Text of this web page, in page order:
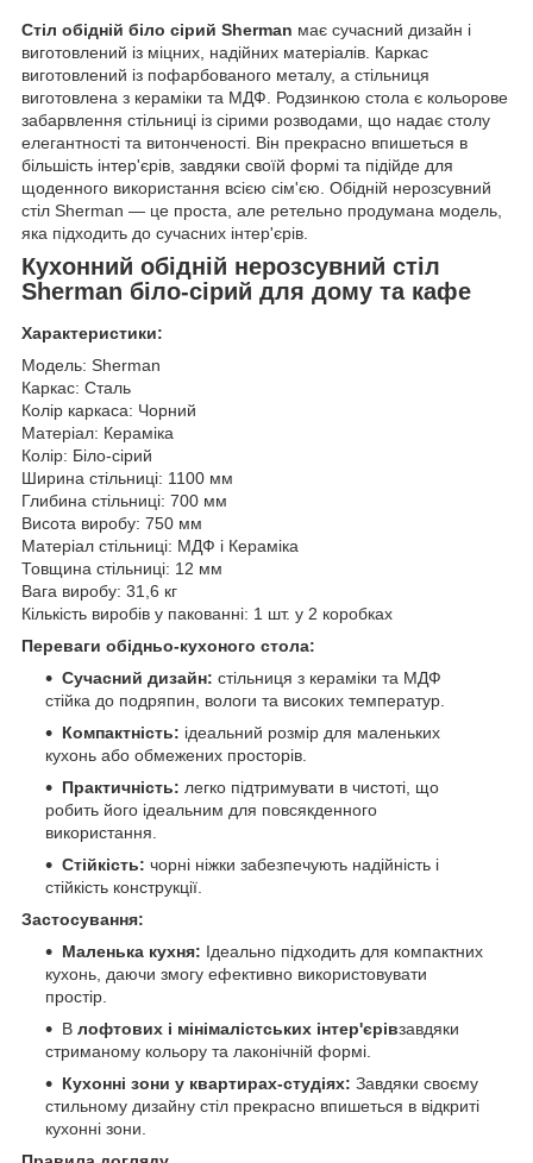
Стіл обідній біло сірий Sherman має сучасний дизайн і
виготовлений із міцних, надійних матеріалів. Каркас
виготовлений із пофарбованого металу, а стільниця
виготовлена з кераміки та МДФ. Родзинкою стола є кольорове
забарвлення стільниці із сірими розводами, що надає столу
елегантності та витонченості. Він прекрасно впишеться в
більшість інтер'єрів, завдяки своїй формі та підійде для
щоденного використання всією сім'єю. Обідній нерозсувний
стіл Sherman — це проста, але ретельно продумана модель,
яка підходить до сучасних інтер'єрів.
Кухонний обідній нерозсувний стіл
Sherman біло-сірий для дому та кафе
Характеристики:
Модель: Sherman
Каркас: Сталь
Колір каркаса: Чорний
Матеріал: Кераміка
Колір: Біло-сірий
Ширина стільниці: 1100 мм
Глибина стільниці: 700 мм
Висота виробу: 750 мм
Матеріал стільниці: МДФ і Кераміка
Товщина стільниці: 12 мм
Вага виробу: 31,6 кг
Кількість виробів у пакованні: 1 шт. у 2 коробках
Переваги обідньо-кухоного стола:
Сучасний дизайн: стільниця з кераміки та МДФ
стійка до подряпин, вологи та високих температур.
Компактність: ідеальний розмір для маленьких
кухонь або обмежених просторів.
Практичність: легко підтримувати в чистоті, що
робить його ідеальним для повсякденного
використання.
Стійкість: чорні ніжки забезпечують надійність і
стійкість конструкції.
Застосування:
Маленька кухня: Ідеально підходить для компактних
кухонь, даючи змогу ефективно використовувати
простір.
В лофтових і мінімалістських інтер'єрівзавдяки
стриманому кольору та лаконічній формі.
Кухонні зони у квартирах-студіях: Завдяки своєму
стильному дизайну стіл прекрасно впишеться в відкриті
кухонні зони.